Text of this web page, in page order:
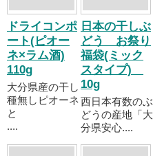
ドライコンポ
ート(ピオー
ネ×ラム酒)
110g
大分県産の干し
種無しピオーネ
と
....
日本の干しぶ
どう お祭り
福袋(ミック
スタイプ)
10g
西日本有数のぶ
どうの産地「大
分県安心....